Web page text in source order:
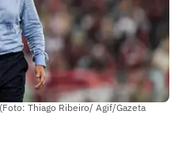
Thiago Ribeiro/ Agif/Gazeta